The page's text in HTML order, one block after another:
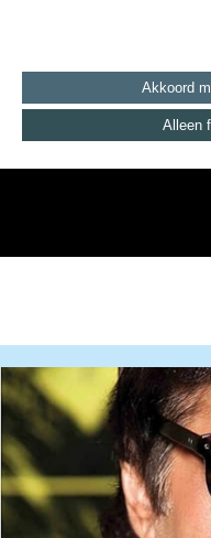
Akkoord
Alleen